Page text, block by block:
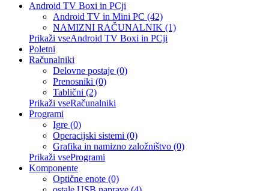
Android TV Boxi in PCji
Android TV in Mini PC (42)
NAMIZNI RAČUNALNIK (1)
Prikaži vseAndroid TV Boxi in PCji
Poletni
Računalniki
Delovne postaje (0)
Prenosniki (0)
Tablični (2)
Prikaži vseRačunalniki
Programi
Igre (0)
Operacijski sistemi (0)
Grafika in namizno založništvo (0)
Prikaži vseProgrami
Komponente
Optične enote (0)